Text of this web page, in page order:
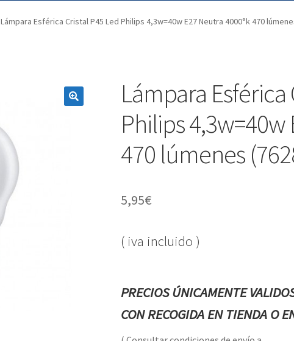
Lámpara Esférica Cristal P45 Led Philips 4,3w=40w E27 Neutra 4000°k 470
Lámpara Esférica
Philips 4,3w=40w
470 lúmenes
5,95€
( iva incluido )
PRECIOS ÚNICAMENTE
CON RECOGIDA EN TIENDA O